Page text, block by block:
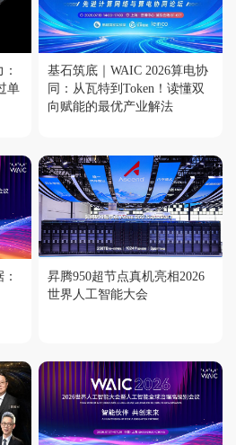
单
基石筑底｜WAIC 2026算电协
同：从瓦特到Token！读懂双
向赋能的最优产业解法
昇腾950超节点真机亮相2026
世界人工智能大会